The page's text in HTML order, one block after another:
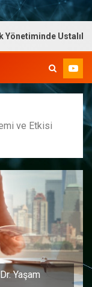
Ustalık: Dr.
ve Etkisi
Yaşam